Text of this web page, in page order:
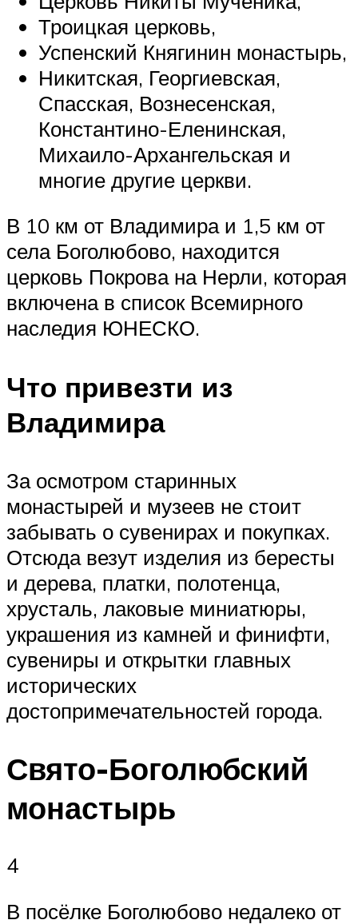
Троицкая церковь,
Успенский Княгинин монастырь,
Никитская, Георгиевская,
Спасская, Вознесенская,
Константино-Еленинская,
Михаило-Архангельская и
многие другие церкви.
В 10 км от Владимира и 1,5 км от
села Боголюбово, находится
церковь Покрова на Нерли, которая
включена в список Всемирного
наследия ЮНЕСКО.
Что привезти из
Владимира
За осмотром старинных
монастырей и музеев не стоит
забывать о сувенирах и покупках.
Отсюда везут изделия из бересты
и дерева, платки, полотенца,
хрусталь, лаковые миниатюры,
украшения из камней и финифти,
сувениры и открытки главных
исторических
достопримечательностей города.
Свято-Боголюбский
монастырь
4
В посёлке Боголюбово недалеко от